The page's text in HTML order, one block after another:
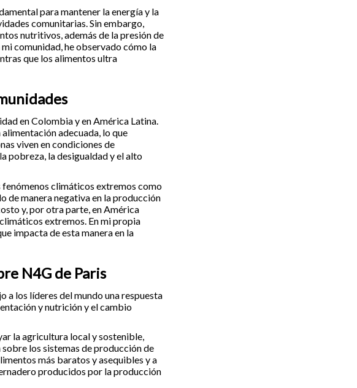
para mantener la energía y la
comunitarias. Sin embargo,
nutritivos, además de la presión de
comunidad, he observado cómo la
que los alimentos ultra
en Colombia y en América Latina.
adecuada, lo que
viven en condiciones de
pobreza, la desigualdad y el alto
climáticos extremos como
de manera negativa en la producción
y, por otra parte, en América
extremos. En mi propia
impacta de esta manera en la
N4G de Paris
a los líderes del mundo una respuesta
y nutrición y el cambio
la agricultura local y sostenible,
los sistemas de producción de
más baratos y asequibles y a
producidos por la producción